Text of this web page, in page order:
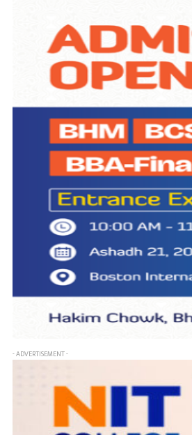
- ADVERTISEMENT -